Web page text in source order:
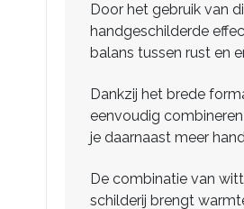
Door het gebruik van
handgeschilderde
balans tussen rust en
Dankzij het brede
eenvoudig
je daarnaast meer
De combinatie van
schilderij brengt